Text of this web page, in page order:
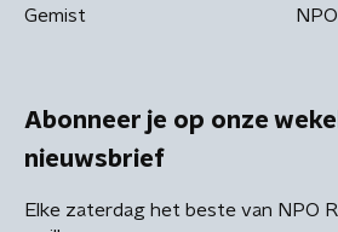
Gemist
Abonneer je op onze
nieuwsbrief
Elke zaterdag het beste van NPO